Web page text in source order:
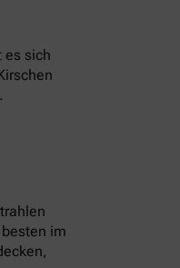
es sich
im